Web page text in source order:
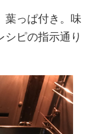
葉っぱ付き。味
ピの指示通り